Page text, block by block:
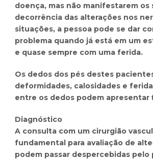
doença, mas não manifestarem os
decorrência das alterações nos
situações, a pessoa pode se dar
problema quando já está em um
e quase sempre com uma ferida.
Os dedos dos pés destes
deformidades, calosidades e
entre os dedos podem apresentar
Diagnóstico
A consulta com um cirurgião
fundamental para avaliação de
podem passar despercebidas pelo